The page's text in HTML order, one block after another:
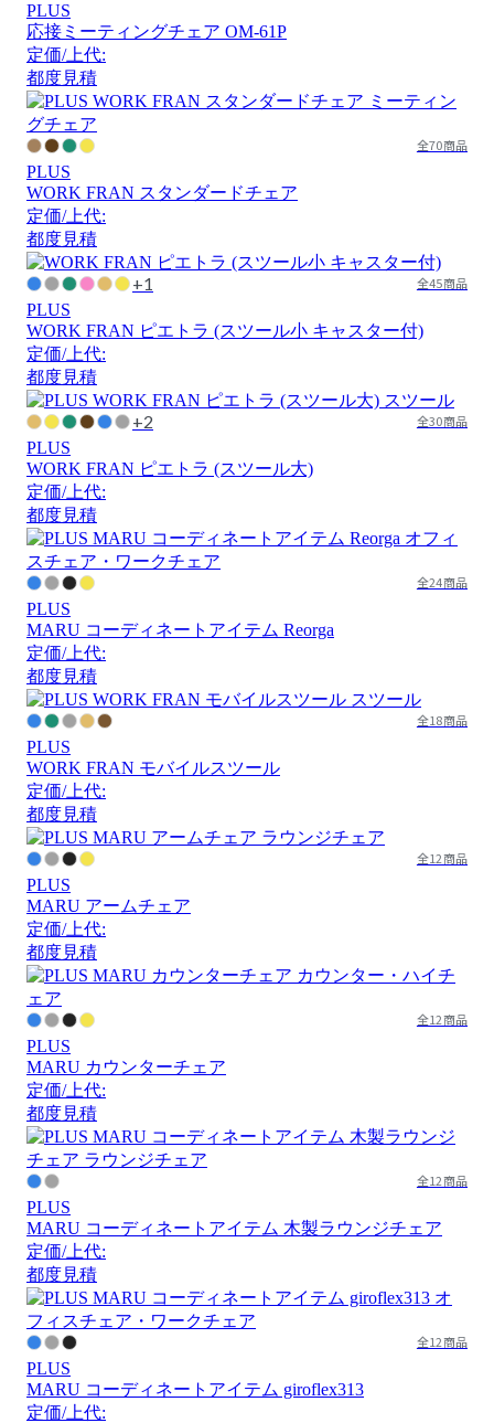
PLUS
応接ミーティングチェア OM-61P
定価/上代:
都度見積
全70商品
PLUS
WORK FRAN スタンダードチェア
定価/上代:
都度見積
+1 全45商品
PLUS
WORK FRAN ピエトラ (スツール小 キャスター付)
定価/上代:
都度見積
+2 全30商品
PLUS
WORK FRAN ピエトラ (スツール大)
定価/上代:
都度見積
全24商品
PLUS
MARU コーディネートアイテム Reorga
定価/上代:
都度見積
全18商品
PLUS
WORK FRAN モバイルスツール
定価/上代:
都度見積
全12商品
PLUS
MARU アームチェア
定価/上代:
都度見積
全12商品
PLUS
MARU カウンターチェア
定価/上代:
都度見積
全12商品
PLUS
MARU コーディネートアイテム 木製ラウンジチェア
定価/上代:
都度見積
全12商品
PLUS
MARU コーディネートアイテム giroflex313
定価/上代: